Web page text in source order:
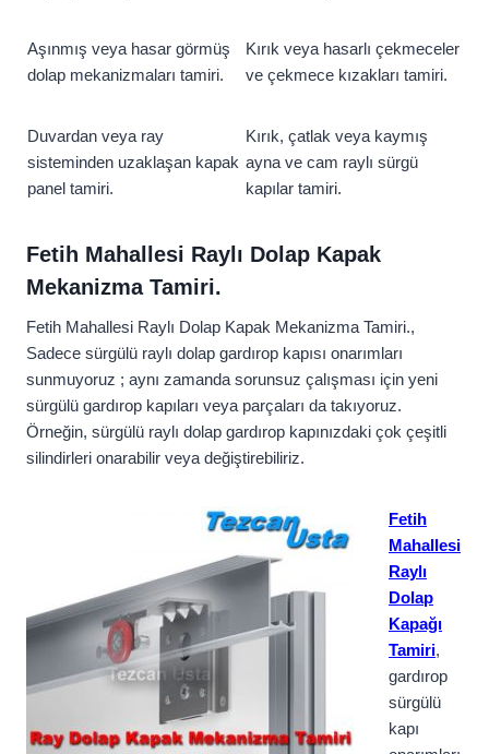
Aşınmış veya hasar görmüş
dolap mekanizmaları tamiri.
Duvardan veya ray
sisteminden uzaklaşan kapak
panel tamiri.
Kırık veya hasarlı çekmeceler
ve çekmece kızakları tamiri.
Kırık, çatlak veya kaymış
ayna ve cam raylı sürgü
kapılar tamiri.
Fetih Mahallesi Raylı Dolap Kapak
Mekanizma Tamiri.
Fetih Mahallesi Raylı Dolap Kapak Mekanizma Tamiri.,
Sadece sürgülü raylı dolap gardırop kapısı onarımları
sunmuyoruz ; aynı zamanda sorunsuz çalışması için yeni
sürgülü gardırop kapıları veya parçaları da takıyoruz.
Örneğin, sürgülü raylı dolap gardırop kapınızdaki çok çeşitli
silindirleri onarabilir veya değiştirebiliriz.
Fetih
Mahallesi
Raylı
Dolap
Kapağı
Tamiri,
gardırop
sürgülü
kapı